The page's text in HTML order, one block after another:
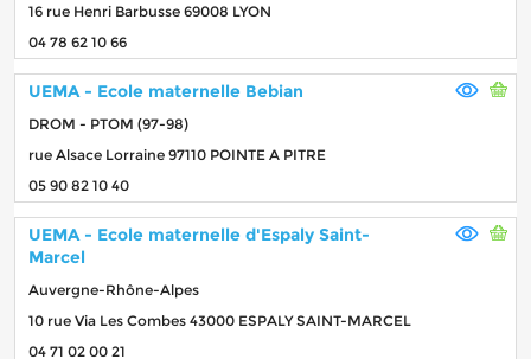
16 rue Henri Barbusse 69008 LYON
04 78 62 10 66
UEMA - Ecole maternelle Bebian
DROM - PTOM (97-98)
rue Alsace Lorraine 97110 POINTE A PITRE
05 90 82 10 40
UEMA - Ecole maternelle d'Espaly Saint-
Marcel
Auvergne-Rhône-Alpes
10 rue Via Les Combes 43000 ESPALY SAINT-MARCEL
04 71 02 00 21